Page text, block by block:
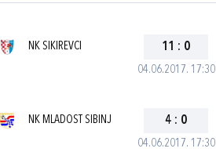
04.06.2017. 17:30
NK SIKIREVCI 11 : 0
04.06.2017. 17:30
NK MLADOST SIBINJ 4 : 0